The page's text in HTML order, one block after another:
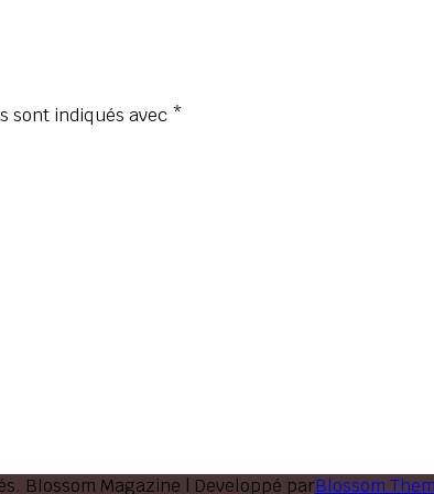
sont indiqués avec *
Blossom Magazine | Developpé parBlossom